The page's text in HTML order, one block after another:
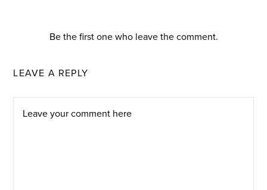
Be the first one who leave the comment.
LEAVE A REPLY